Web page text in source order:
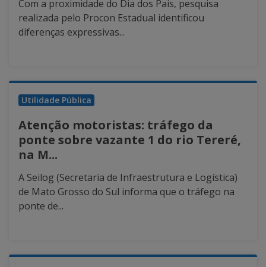
Com a proximidade do Dia dos Pais, pesquisa
realizada pelo Procon Estadual identificou
diferenças expressivas...
Utilidade Pública
Atenção motoristas: tráfego da
ponte sobre vazante 1 do rio Tereré,
na M...
A Seilog (Secretaria de Infraestrutura e Logística)
de Mato Grosso do Sul informa que o tráfego na
ponte de...